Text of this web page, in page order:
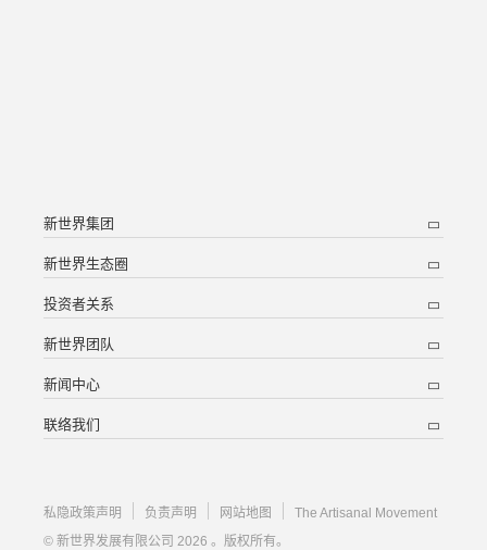
新世界集团
新世界生态圈
投资者关系
新世界团队
新闻中心
联络我们
私隐政策声明 负责声明 网站地图
The Artisanal Movement
© 新世界发展有限公司 2026 。版权所有。